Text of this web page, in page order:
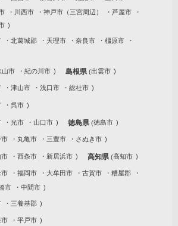
川西市 神戸市（三宮周辺）
芦屋市
北葛城郡 天理市 奈良市
橿原市
山市 紀の川市 島根県 出雲市
津山市 浅口市 総社市
呉市
光市 山口市 徳島県 徳島市
市 丸亀市 三豊市 さぬき市
市 西条市 新居浜市 高知県 高知市
市 福岡市 大牟田市 古賀市
糟屋郡
市 中間市
三養基郡
市 平戸市